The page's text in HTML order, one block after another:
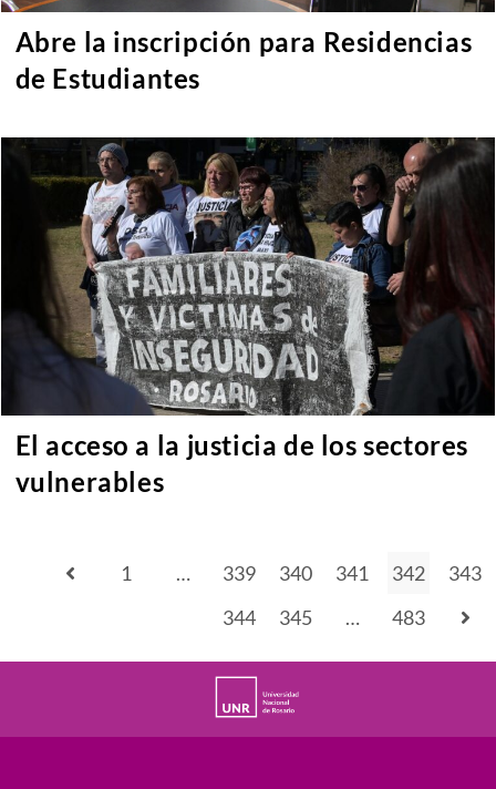
Abre la inscripción para Residencias
de Estudiantes
El acceso a la justicia de los sectores
vulnerables
1 … 339 340 341 342
343
344
345 … 483